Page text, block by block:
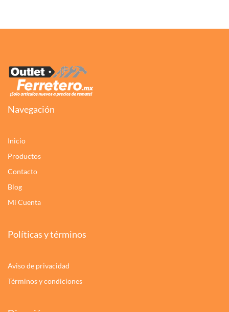
Navegación
Inicio
Productos
Contacto
Blog
Mi Cuenta
Políticas y términos
Aviso de privacidad
Términos y condiciones